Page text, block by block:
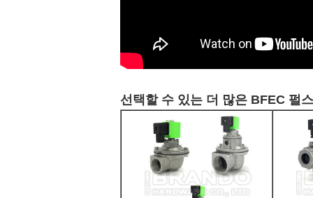
선택할 수 있는 더 많은 BFEC 펄